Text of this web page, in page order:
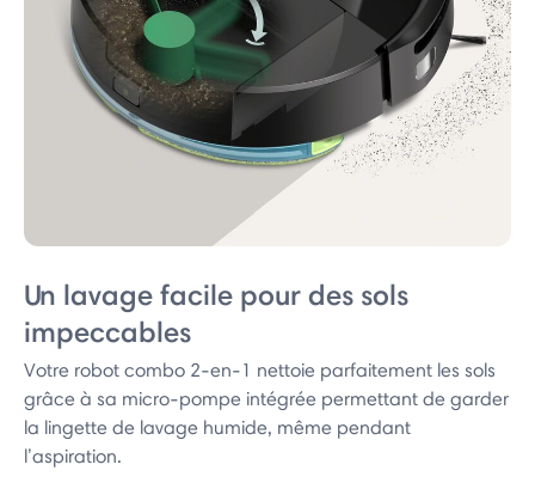
Un lavage facile pour des sols
impeccables
Votre robot combo 2-en-1 nettoie parfaitement les sols
grâce à sa micro-pompe intégrée permettant de garder
la lingette de lavage humide, même pendant
l’aspiration.